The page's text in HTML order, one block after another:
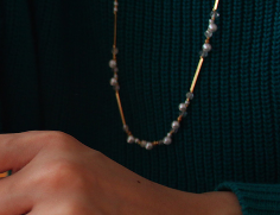
ンテリアコーディネート
家具 #間宮祥太朗
リングの法則#MoMA